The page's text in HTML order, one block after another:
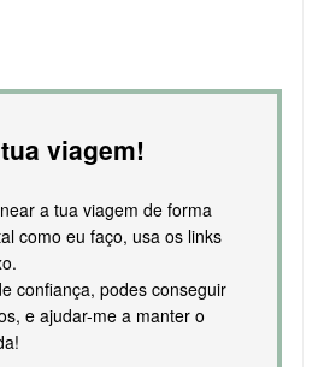
viagem!
a tua viagem de forma
como eu faço, usa os links
confiança, podes conseguir
e ajudar-me a manter o